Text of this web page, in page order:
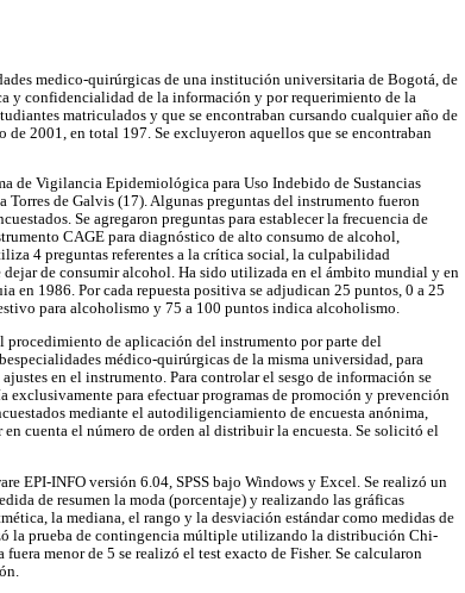
medico-quirúrgicas de una institución universitaria de Bogotá, de
y confidencialidad de la información y por requerimiento de la
matriculados y que se encontraban cursando cualquier año de
2001, en total 197. Se excluyeron aquellos que se encontraban
de Vigilancia Epidemiológica para Uso Indebido de Sustancias
de Galvis (17). Algunas preguntas del instrumento fueron
Se agregaron preguntas para establecer la frecuencia de
CAGE para diagnóstico de alto consumo de alcohol,
4 preguntas referentes a la crítica social, la culpabilidad
de consumir alcohol. Ha sido utilizada en el ámbito mundial y en
1986. Por cada repuesta positiva se adjudican 25 puntos, 0 a 25
para alcoholismo y 75 a 100 puntos indica alcoholismo.
procedimiento de aplicación del instrumento por parte del
médico-quirúrgicas de la misma universidad, para
en el instrumento. Para controlar el sesgo de información se
para efectuar programas de promoción y prevención
mediante el autodiligenciamiento de encuesta anónima,
cuenta el número de orden al distribuir la encuesta. Se solicitó el
EPI-INFO versión 6.04, SPSS bajo Windows y Excel. Se realizó un
de resumen la moda (porcentaje) y realizando las gráficas
la mediana, el rango y la desviación estándar como medidas de
la prueba de contingencia múltiple utilizando la distribución Chi-
menor de 5 se realizó el test exacto de Fisher. Se calcularon